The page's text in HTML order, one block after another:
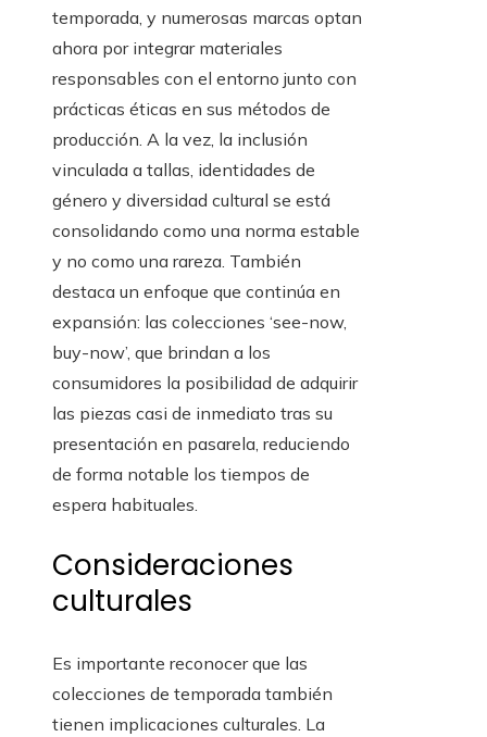
temporada, y numerosas marcas optan
ahora por integrar materiales
responsables con el entorno junto con
prácticas éticas en sus métodos de
producción. A la vez, la inclusión
vinculada a tallas, identidades de
género y diversidad cultural se está
consolidando como una norma estable
y no como una rareza. También
destaca un enfoque que continúa en
expansión: las colecciones ‘see-now,
buy-now’, que brindan a los
consumidores la posibilidad de adquirir
las piezas casi de inmediato tras su
presentación en pasarela, reduciendo
de forma notable los tiempos de
espera habituales.
Consideraciones
culturales
Es importante reconocer que las
colecciones de temporada también
tienen implicaciones culturales. La